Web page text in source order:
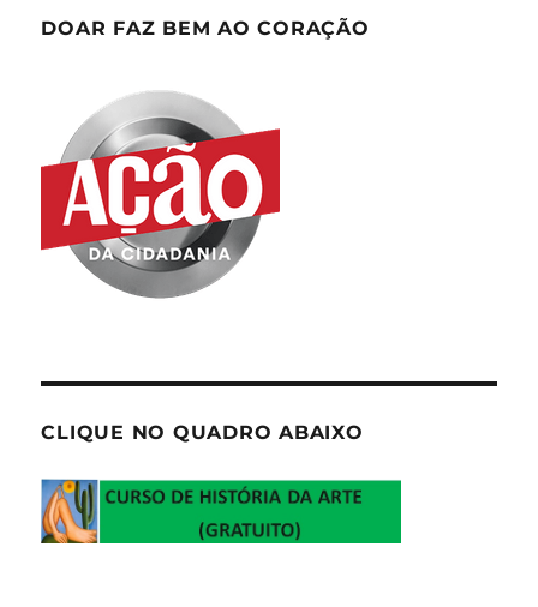
DOAR FAZ BEM AO CORAÇÃO
CLIQUE NO QUADRO ABAIXO